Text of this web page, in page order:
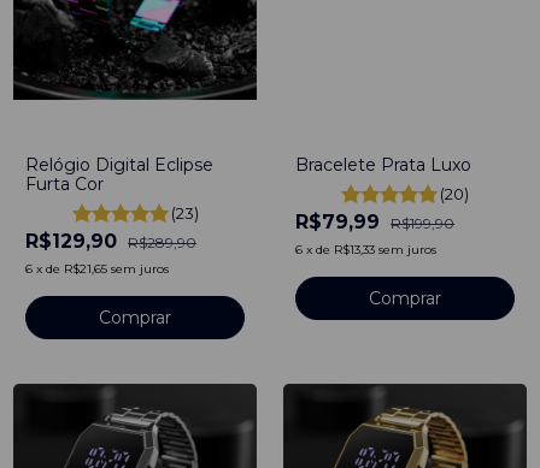
Relógio Digital Eclipse
Furta Cor
(23)
R$129,90 R$289,90
6 x de R$21,65 sem juros
Bracelete Prata Luxo
(20)
R$79,99 R$199,90
6 x de R$13,33 sem juros